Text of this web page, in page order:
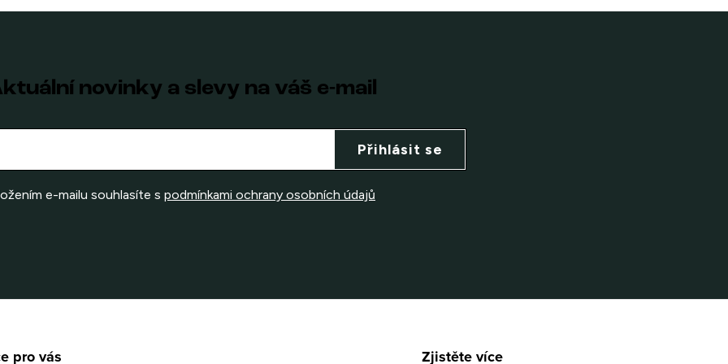
novinky a slevy na váš e-mail
e-mailu souhlasíte s podmínkami ochrany osobních údajů
Přihlásit se
pro vás Zjistěte více